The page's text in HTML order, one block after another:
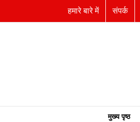
हमारे बारे में संपर्क
मुख्य पृष्ठ